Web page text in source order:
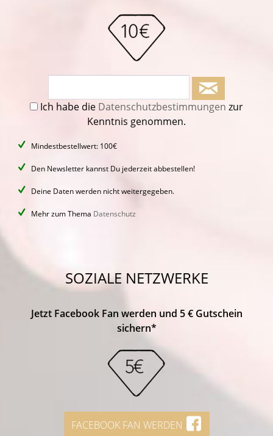
Ich habe die Datenschutzbestimmungen zur
Kenntnis genommen.
Mindestbestellwert: 100€
Den Newsletter kannst Du jederzeit abbestellen!
Deine Daten werden nicht weitergegeben.
Mehr zum Thema Datenschutz
SOZIALE NETZWERKE
Jetzt Facebook Fan werden und 5 € Gutschein
sichern*
FACEBOOK FAN WERDEN